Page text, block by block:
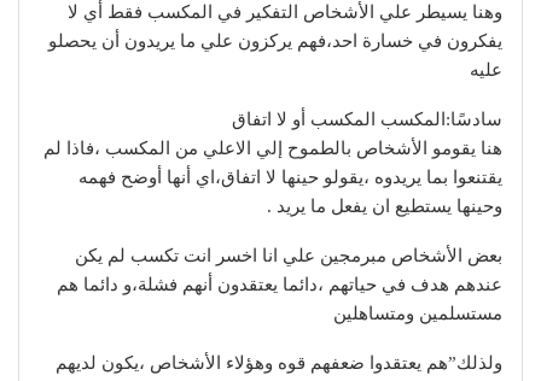
وهنا يسيطر علي الأشخاص التفكير في المكسب فقط أي لا
يفكرون في خسارة احد،فهم يركزون علي ما يريدون أن يحصلو
عليه
سادسًا:المكسب المكسب أو لا اتفاق
هنا يقومو الأشخاص بالطموح إلي الاعلي من المكسب ،فاذا لم
يقتنعوا بما يريدوه ،يقولو حينها لا اتفاق،اي أنها أوضح فهمه
وحينها يستطيع ان يفعل ما يريد .
بعض الأشخاص مبرمجين علي انا اخسر انت تكسب لم يكن
عندهم هدف في حياتهم ،دائما يعتقدون أنهم فشلة،و دائما هم
مستسلمين ومتساهلين
ولذلك”هم يعتقدوا ضعفهم قوه وهؤلاء الأشخاص ،يكون لديهم